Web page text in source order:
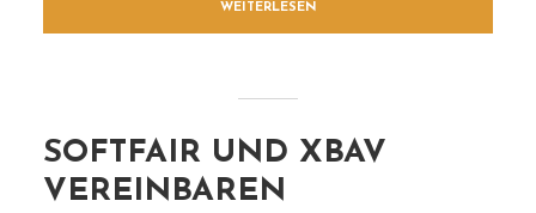
WEITERLESEN
SOFTFAIR UND XBAV
VEREINBAREN